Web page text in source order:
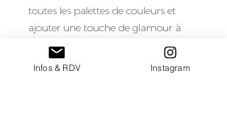
toutes les palettes de couleurs et
ajouter une touche de glamour à
votre décor de mariage, à petit prix !
Infos & RDV Instagram